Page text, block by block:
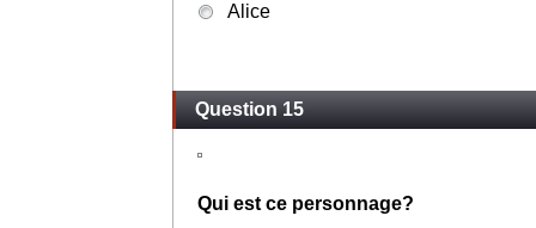
Alice
Question 15
Qui est ce personnage?